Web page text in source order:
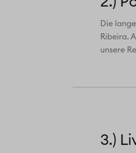
Die
Ribeira.
unsere
3.)